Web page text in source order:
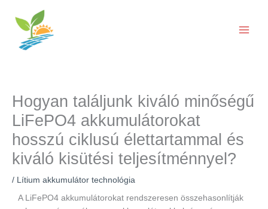
tartalomra
Hogyan találjunk kiváló minőségű
LiFePO4 akkumulátorokat
hosszú ciklusú élettartammal és
kiváló kisütési teljesítménnyel?
/ Lítium akkumulátor technológia
A LiFePO4 akkumulátorokat rendszeresen összehasonlítják